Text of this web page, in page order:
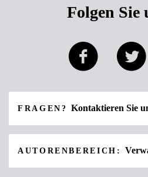
Folgen Sie
FRAGEN?Kontaktieren Sie
AUTORENBEREICH: